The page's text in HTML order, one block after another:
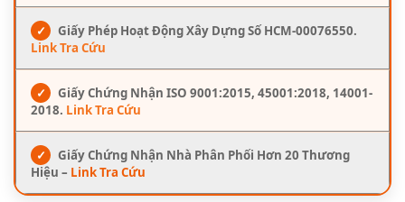
✓
Giấy Phép Hoạt Động Xây Dựng Số HCM-00076550.
Link Tra Cứu
✓
Giấy Chứng Nhận ISO 9001:2015, 45001:2018, 14001-
2018. Link Tra Cứu
✓
Giấy Chứng Nhận Nhà Phân Phối Hơn 20 Thương
Hiệu – Link Tra Cứu